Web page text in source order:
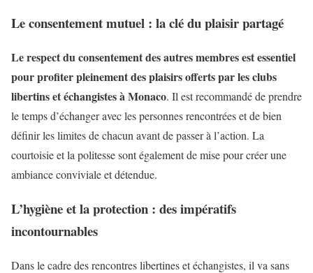
Le consentement mutuel : la clé du plaisir partagé
Le respect du consentement des autres membres est essentiel
pour profiter pleinement des plaisirs offerts par les clubs
libertins et échangistes à Monaco. Il est recommandé de prendre
le temps d’échanger avec les personnes rencontrées et de bien
définir les limites de chacun avant de passer à l’action. La
courtoisie et la politesse sont également de mise pour créer une
ambiance conviviale et détendue.
L’hygiène et la protection : des impératifs
incontournables
Dans le cadre des rencontres libertines et échangistes, il va sans